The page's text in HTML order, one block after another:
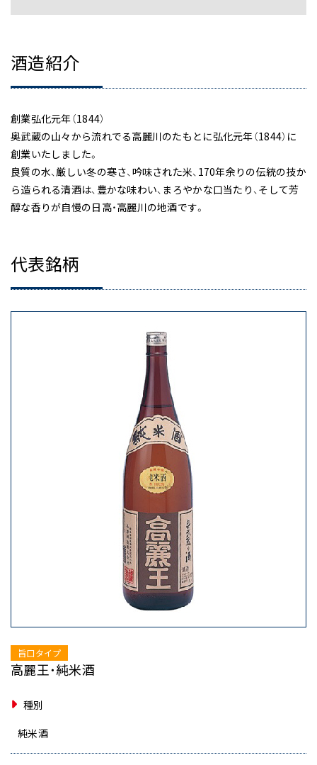
酒造紹介
創業弘化元年（1844）
奥武蔵の山々から流れでる高麗川のたもとに弘化元年（1844）に
創業いたしました。
良質の水、厳しい冬の寒さ、吟味された米、170年余りの伝統の技か
ら造られる清酒は、豊かな味わい、まろやかな口当たり、そして芳
醇な香りが自慢の日高・高麗川の地酒です。
代表銘柄
旨口タイプ
高麗王・純米酒
種別
純米酒